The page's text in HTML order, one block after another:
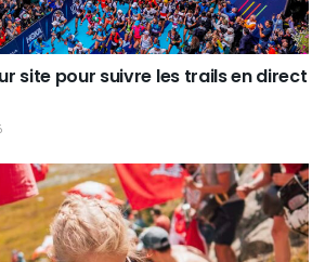
site pour suivre les trails en direct